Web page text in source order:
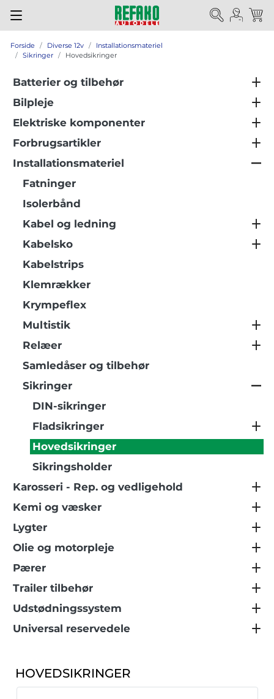
Forside Diverse 12v
Installationsmateriel
Sikringer
Hovedsikringer
Batterier og tilbehør
Bilpleje
Elektriske komponenter
Forbrugsartikler
Installationsmateriel
Fatninger
Isolerbånd
Kabel og ledning
Kabelsko
Kabelstrips
Klemrækker
Krympeflex
Multistik
Relæer
Samledåser og tilbehør
Sikringer
DIN-sikringer
Fladsikringer
Hovedsikringer
Sikringsholder
Karosseri - Rep. og vedligehold
Kemi og væsker
Lygter
Olie og motorpleje
Pærer
Trailer tilbehør
Udstødningssystem
Universal reservedele
HOVEDSIKRINGER